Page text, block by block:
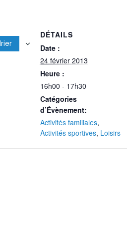
DÉTAILS
Date :
24 février 2013
Heure :
16h00 - 17h30
Catégories
d’Évènement:
Activités familiales,
Activités sportives, Loisirs